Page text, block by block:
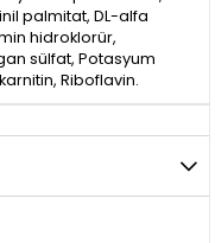
palmitat, DL-alfa
hidroklorür,
sülfat, Potasyum
Riboflavin.